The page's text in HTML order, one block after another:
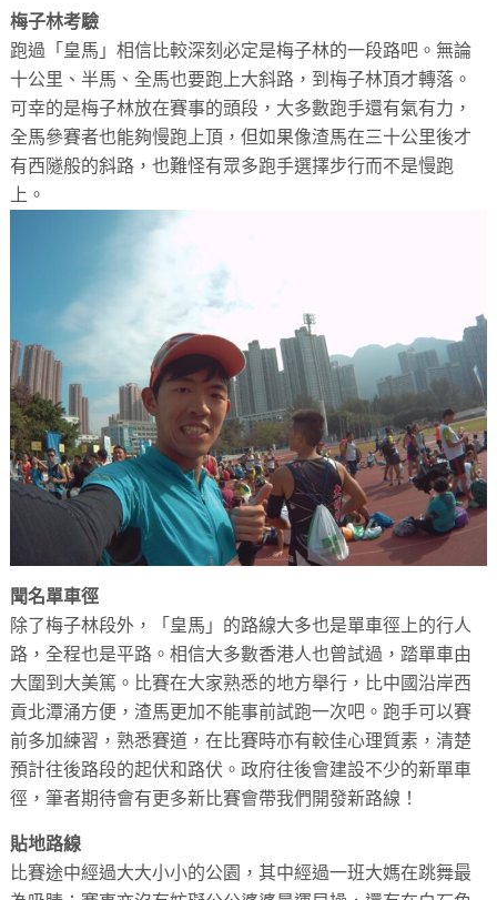
梅子林考驗
跑過「皇馬」相信比較深刻必定是梅子林的一段路吧。無論
十公里、半馬、全馬也要跑上大斜路，到梅子林頂才轉落。
可幸的是梅子林放在賽事的頭段，大多數跑手還有氣有力，
全馬參賽者也能夠慢跑上頂，但如果像渣馬在三十公里後才
有西隧般的斜路，也難怪有眾多跑手選擇步行而不是慢跑
上。
聞名單車徑
除了梅子林段外，「皇馬」的路線大多也是單車徑上的行人
路，全程也是平路。相信大多數香港人也曾試過，踏單車由
大圍到大美篤。比賽在大家熟悉的地方舉行，比中國沿岸西
貢北潭涌方便，渣馬更加不能事前試跑一次吧。跑手可以賽
前多加練習，熟悉賽道，在比賽時亦有較佳心理質素，清楚
預計往後路段的起伏和路伏。政府往後會建設不少的新單車
徑，筆者期待會有更多新比賽會帶我們開發新路線！
貼地路線
比賽途中經過大大小小的公園，其中經過一班大媽在跳舞最